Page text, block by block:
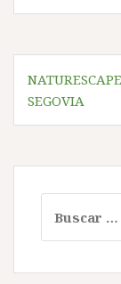
de
entradas
SEGOVIA